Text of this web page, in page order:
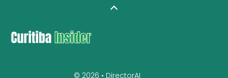
© 2026 • DirectorAI